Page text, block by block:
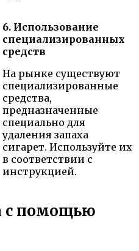
6. Использование
специализированных
средств
На рынке существуют
специализированные
средства,
предназначенные
специально для
удаления запаха
сигарет. Используйте их
в соответствии с
инструкцией.
с помощью